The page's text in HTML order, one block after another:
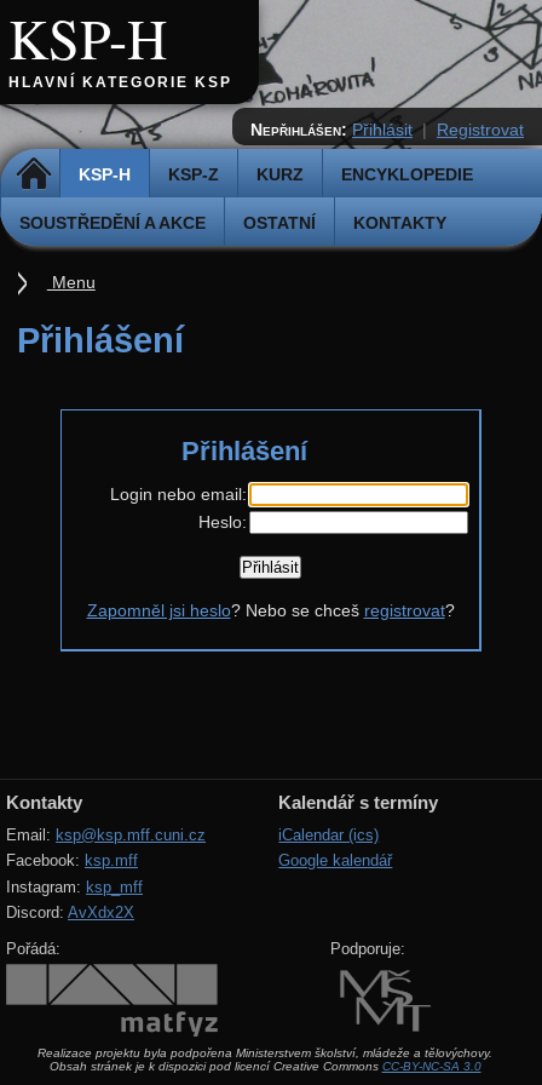
KSP-H
HLAVNÍ KATEGORIE KSP
DOMŮ KSP-H KSP-Z KURZ ENCYKLOPEDIE
SOUSTŘEDĚNÍ A AKCE OSTATNÍ KONTAKTY
Nepřihlášen: Přihlásit | Registrovat
Přihlášení
Přihlášení
Login nebo email:
Heslo:
Zapomněl jsi heslo? Nebo se chceš registrovat?
Menu
Aktuální ročník (38.)
Komentáře
Zadání 4. série
Zadání 3. série
Výsledky
Zadání 2. série
Řešení
Výsledky
Zadání 1. série
Řešení
Kontakty
Email: ksp@ksp.mff.cuni.cz
Facebook: ksp.mff
Instagram: ksp_mff
Discord: AvXdx2X
Kalendář s termíny
iCalendar (ics)
Google kalendář
Pořádá: Podporuje:
Realizace projektu byla podpořena Ministerstvem školství, mládeže a tělovýchovy.
Obsah stránek je k dispozici pod licencí Creative Commons CC-BY-NC-SA 3.0